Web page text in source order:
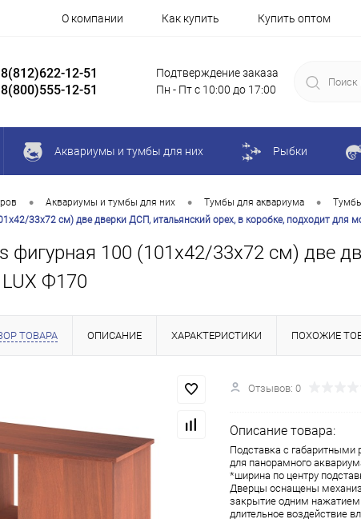
О компании Как купить Купить оптом
8(812)622-12-51
8(800)555-12-51
Подтверждение заказа
Пн - Пт с 10:00 до 17:00
Аквариумы и тумбы для них Рыбки
• Аквариумы и тумбы для них • Тумбы для аквариума •
33х72 см) две дверки ДСП, итальянский орех, в коробке, подходит для
фигурная 100 (101х42/33х72 см) две
Ф170
ТОВАРА ОПИСАНИЕ ХАРАКТЕРИСТИКИ ПОХОЖИЕ
Отзывов: 0
Описание товара:
Подставка с
для панорамного
*ширина по центру
Дверцы оснащены
закрытие одним
длительное воздействие